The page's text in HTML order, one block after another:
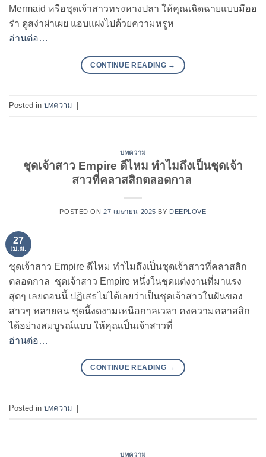
Mermaid หรือชุดเจ้าสาวทรงหางปลา ให้คุณเฉิดฉายแบบมีออ
ร่า ดูสง่าผ่าเผย แอบแฝงไปด้วยความหรูห
อ่านต่อ…
CONTINUE READING →
Posted in บทความ
บทความ
ชุดเจ้าสาว Empire ดีไหม ทำไมถึงเป็นชุดเจ้า
สาวที่คลาสสิกตลอดกาล
POSTED ON27 เมษายน 2025 BY DEEPLOVE
27
เม.ย.
ชุดเจ้าสาว Empire ดีไหม ทำไมถึงเป็นชุดเจ้าสาวที่คลาสสิก
ตลอดกาล ชุดเจ้าสาว Empire หนึ่งในชุดแต่งงานที่มาแรง
สุดๆ เลยตอนนี้ ปฏิเสธไม่ได้เลยว่าเป็นชุดเจ้าสาวในฝันของ
สาวๆ หลายคน ชุดนี้งดงามเหนือกาลเวลา คงความคลาสสิก
ได้อย่างสมบูรณ์แบบ ให้คุณเป็นเจ้าสาวที่
อ่านต่อ…
CONTINUE READING →
Posted in บทความ |
บทความ